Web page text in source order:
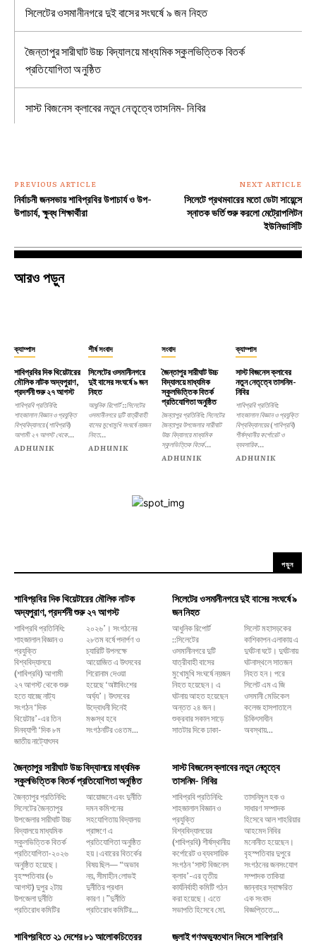
সিলেটের ওসমানীনগরে দুই বাসের সংঘর্ষে ৯ জন নিহত
জৈন্তাপুর সারীঘাট উচ্চ বিদ্যালয়ে মাধ্যমিক স্কুলভিত্তিক বিতর্ক
প্রতিযোগিতা অনুষ্ঠিত
সাস্ট বিজনেস ক্লাবের নতুন নেতৃত্বে তাসনিম- নিবির
PREVIOUS ARTICLE
নির্বাচনী জনসভায় শাবিপ্রবির উপাচার্য ও উপ-
উপাচার্য, ক্ষুব্ধ শিক্ষার্থীরা
NEXT ARTICLE
সিলেটে প্রথমবারের মতো ডেটা সায়েন্সে
স্নাতক ভর্তি শুরু করলো মেট্রোপলিটন
ইউনিভার্সিটি
আরও পড়ুন
ক্যাম্পাস
শাবিপ্রবির দিক থিয়েটারের
মৌলিক নাটক অদ্যপুরাণ,
প্রদর্শনী শুরু ২৭ আগস্ট
শাবিপ্রবি প্রতিনিধি:
শাহজালাল বিজ্ঞান ও প্রযুক্তি
বিশ্ববিদ্যালয়ে (শাবিপ্রবি)
আগামী ২৭ আগস্ট থেকে...
ADHUNIK
শীর্ষ সংবাদ
সিলেটের ওসমানীনগরে
দুই বাসের সংঘর্ষে ৯ জন
নিহত
আধুনিক রিপোর্ট ::সিলেটের
ওসমানীনগরে দুটি যাত্রীবাহী
বাসের মুখোমুখি সংঘর্ষে নয়জন
নিহত...
ADHUNIK
সংবাদ
জৈন্তাপুর সারীঘাট উচ্চ
বিদ্যালয়ে মাধ্যমিক
স্কুলভিত্তিক বিতর্ক
প্রতিযোগিতা অনুষ্ঠিত
জৈন্তাপুর প্রতিনিধি: সিলেটের
জৈন্তাপুর উপজেলার সারীঘাট
উচ্চ বিদ্যালয়ে মাধ্যমিক
স্কুলভিত্তিক বিতর্ক...
ADHUNIK
ক্যাম্পাস
সাস্ট বিজনেস ক্লাবের
নতুন নেতৃত্বে তাসনিম-
নিবির
শাবিপ্রবি প্রতিনিধি:
শাহজালাল বিজ্ঞান ও প্রযুক্তি
বিশ্ববিদ্যালয়ের (শাবিপ্রবি)
শীর্ষস্থানীয় কর্পোরেট ও
ব্যবসায়িক...
ADHUNIK
পড়ুন
শাবিপ্রবির দিক থিয়েটারের মৌলিক নাটক
অদ্যপুরাণ, প্রদর্শনী শুরু ২৭ আগস্ট
শাবিপ্রবি প্রতিনিধি:
শাহজালাল বিজ্ঞান ও
প্রযুক্তি
বিশ্ববিদ্যালয়ে
(শাবিপ্রবি) আগামী
২৭ আগস্ট থেকে শুরু
হতে যাচ্ছে নাট্য
সংগঠন ‘দিক
থিয়েটার’-এর তিন
দিনব্যাপী ‘দিক ৮ম
জাতীয় নাট্যোৎসব
২০২৬’। সংগঠনের
২৮তম বর্ষে পদার্পণ ও
চ্যারিটি উপলক্ষে
আয়োজিত এ উৎসবের
শিরোনাম দেওয়া
হয়েছে ‘অষ্টাবিংশের
অর্ঘ্য’। উৎসবের
উদ্বোধনী দিনেই
মঞ্চস্থ হবে
সংগঠনটির ৩৪তম...
সিলেটের ওসমানীনগরে দুই বাসের সংঘর্ষে ৯
জন নিহত
আধুনিক রিপোর্ট
::সিলেটের
ওসমানীনগরে দুটি
যাত্রীবাহী বাসের
মুখোমুখি সংঘর্ষে নয়জন
নিহত হয়েছেন। এ
ঘটনায় আহত হয়েছেন
অন্তত ২৪ জন।
শুক্রবার সকাল সাড়ে
সাতটার দিকে ঢাকা-
সিলেট মহাসড়কের
কাশিকাপন এলাকায় এ
দুর্ঘটনা ঘটে। দুর্ঘটনায়
ঘটনাস্থলে সাতজন
নিহত হন। পরে
সিলেট এম এ জি
ওসমানী মেডিকেল
কলেজ হাসপাতালে
চিকিৎসাধীন
অবস্থায়...
জৈন্তাপুর সারীঘাট উচ্চ বিদ্যালয়ে মাধ্যমিক
স্কুলভিত্তিক বিতর্ক প্রতিযোগিতা অনুষ্ঠিত
জৈন্তাপুর প্রতিনিধি:
সিলেটের জৈন্তাপুর
উপজেলার সারীঘাট উচ্চ
বিদ্যালয়ে মাধ্যমিক
স্কুলভিত্তিক বিতর্ক
প্রতিযোগিতা-২০২৬
অনুষ্ঠিত হয়েছে।
বৃহস্পতিবার (৬
আগস্ট) দুপুর ২টায়
উপজেলা দুর্নীতি
প্রতিরোধ কমিটির
আয়োজনে এবং দুর্নীতি
দমন কমিশনের
সহযোগিতায় বিদ্যালয়
প্রাঙ্গণে এ
প্রতিযোগিতা অনুষ্ঠিত
হয়।এবারের বিতর্কের
বিষয় ছিল— “অভাব
নয়, সীমাহীন লোভই
দুর্নীতির প্রধান
কারণ।”দুর্নীতি
প্রতিরোধ কমিটির...
সাস্ট বিজনেস ক্লাবের নতুন নেতৃত্বে
তাসনিম- নিবির
শাবিপ্রবি প্রতিনিধি:
শাহজালাল বিজ্ঞান ও
প্রযুক্তি
বিশ্ববিদ্যালয়ের
(শাবিপ্রবি) শীর্ষস্থানীয়
কর্পোরেট ও ব্যবসায়িক
সংগঠন ‘সাস্ট বিজনেস
ক্লাব’-এর তৃতীয়
কার্যনির্বাহী কমিটি গঠন
করা হয়েছে। এতে
সভাপতি হিসেবে মো.
তাসনিমুল হক ও
সাধারণ সম্পাদক
হিসেবে আল শাহরিয়ার
আহমেদ নিবির
মনোনীত হয়েছেন।
বৃহস্পতিবার দুপুরে
সংগঠনের জনসংযোগ
সম্পাদক তাকিয়া
জান্নাহর স্বাক্ষরিত
এক সংবাদ
বিজ্ঞপ্তিতে...
শাবিপ্রবিতে ২১ দেশের ৮১ আলোকচিত্রের
জুলাই গণঅভ্যুত্থান দিবসে শাবিপ্রবি